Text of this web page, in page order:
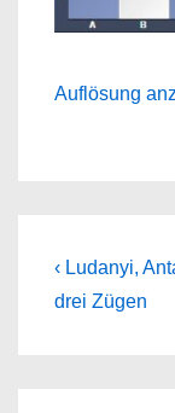
Auflösung
Previous
Post
‹ Ludanyi,
drei Zügen